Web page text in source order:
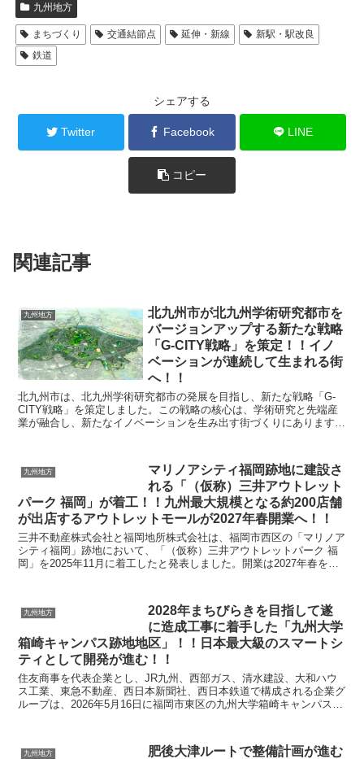
九州地方
まちづくり 交通結節点 延伸・新線
新駅・駅改良
鉄道
シェアする
Twitter Facebook LINE
コピー
関連記事
九州地方
北九州市が北九州学術研究都市を
バージョンアップする新たな戦略
「G-CITY戦略」を策定！！イノ
ベーションが連続して生まれる街
へ！！
北九州市は、北九州学術研究都市の発展を目指し、新たな戦略「G-
CITY戦略」を策定しました。この戦略の核心は、学術研究と先端産
業が融合し、新たなイノベーションを生み出す街づくりにあります。
九州地方
マリノアシティ福岡跡地に建設さ
れる「（仮称）三井アウトレット
パーク 福岡」が着工！！九州最大規模となる約200店舗
が出店するアウトレットモールが2027年春開業へ！！
三井不動産株式会社と福岡地所株式会社は、福岡市西区の「マリノア
シティ福岡」跡地において、「（仮称）三井アウトレットパーク 福
岡」を2025年11月に着工したと発表しました。開業は2027年春を予
九州地方
2028年まちびらきを目指して遂
に造成工事に着手した「九州大学
箱崎キャンパス跡地地区」！！日本最大級のスマートシ
ティとして開発が進む！！
住友商事を代表企業とし、JR九州、西部ガス、清水建設、大和ハウ
ス工業、東急不動産、西日本新聞社、西日本鉄道で構成される企業グ
ループは、2026年5月16日に福岡市東区の九州大学箱崎キャンパス跡
九州地方
肥後大津ルートで整備計画が進む